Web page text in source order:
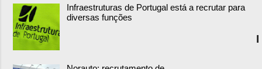
Infraestruturas de Portugal está a recrutar para
diversas funções
I